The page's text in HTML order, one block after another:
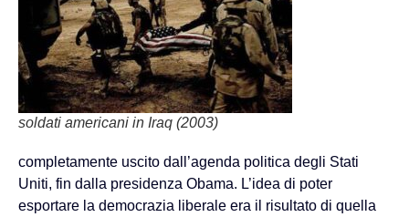
soldati americani in Iraq (2003)
completamente uscito dall’agenda politica degli Stati
Uniti, fin dalla presidenza Obama. L’idea di poter
esportare la democrazia liberale era il risultato di quella